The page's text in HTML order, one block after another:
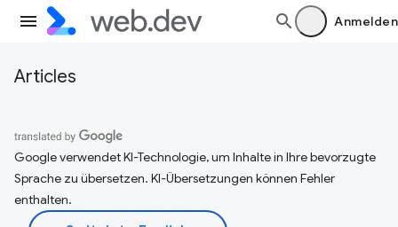
Anmelden
Articles
Google verwendet KI-Technologie, um Inhalte in Ihre bevorzugte
Sprache zu übersetzen. KI-Übersetzungen können Fehler
enthalten.